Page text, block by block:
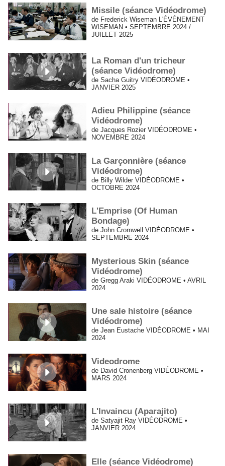
Missile (séance Vidéodrome)
de Frederick Wiseman L'ÉVÉNEMENT
WISEMAN • SEPTEMBRE 2024 /
JUILLET 2025
La Roman d'un tricheur
(séance Vidéodrome)
de Sacha Guitry VIDÉODROME •
JANVIER 2025
Adieu Philippine (séance
Vidéodrome)
de Jacques Rozier VIDÉODROME •
NOVEMBRE 2024
La Garçonnière (séance
Vidéodrome)
de Billy Wilder VIDÉODROME •
OCTOBRE 2024
L'Emprise (Of Human
Bondage)
de John Cromwell VIDÉODROME •
SEPTEMBRE 2024
Mysterious Skin (séance
Vidéodrome)
de Gregg Araki VIDÉODROME • AVRIL
2024
Une sale histoire (séance
Vidéodrome)
de Jean Eustache VIDÉODROME • MAI
2024
Videodrome
de David Cronenberg VIDÉODROME •
MARS 2024
L'Invaincu (Aparajito)
de Satyajit Ray VIDÉODROME •
JANVIER 2024
Elle (séance Vidéodrome)